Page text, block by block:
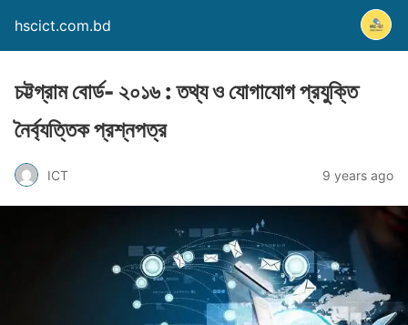
hscict.com.bd
চট্টগ্রাম বোর্ড- ২০১৬ : তথ্য ও যোগাযোগ প্রযুক্তি
নৈর্ব্যত্তিক প্রশ্নপত্র
ICT 9 years ago